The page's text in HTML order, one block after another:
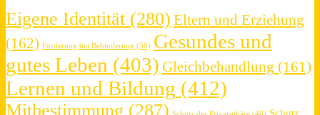
Eigene Identität (280) Eltern und Erziehung
(162) Förderung bei Behinderung (50) Gesundes und
gutes Leben (403) Gleichbehandlung (161)
Lernen und Bildung (412)
Mitbestimmung (287)